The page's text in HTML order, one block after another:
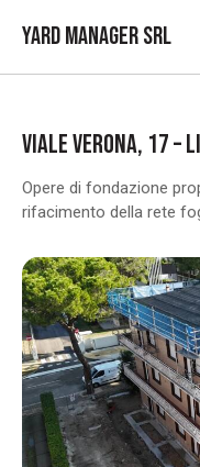
Yard Manager Srl
VIALE VERONA, 17 –
Opere di fondazione
rifacimento della rete